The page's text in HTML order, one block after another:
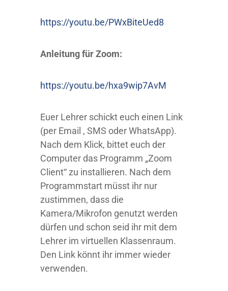
https://youtu.be/PWxBiteUed8
Anleitung für Zoom:
https://youtu.be/hxa9wip7AvM
Euer Lehrer schickt euch einen Link
(per Email , SMS oder WhatsApp).
Nach dem Klick, bittet euch der
Computer das Programm „Zoom
Client“ zu installieren. Nach dem
Programmstart müsst ihr nur
zustimmen, dass die
Kamera/Mikrofon genutzt werden
dürfen und schon seid ihr mit dem
Lehrer im virtuellen Klassenraum.
Den Link könnt ihr immer wieder
verwenden.